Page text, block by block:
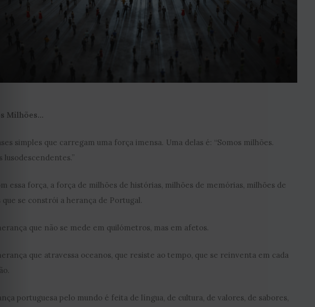
Milhões…
simples que carregam uma força imensa. Uma delas é: “Somos milhões.
lusodescendentes.”
essa força, a força de milhões de histórias, milhões de memórias, milhões de
que se constrói a herança de Portugal.
que não se mede em quilómetros, mas em afetos.
que atravessa oceanos, que resiste ao tempo, que se reinventa em cada
portuguesa pelo mundo é feita de língua, de cultura, de valores, de sabores,